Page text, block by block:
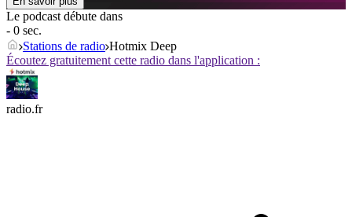
Le podcast débute dans
- 0 sec.
Stations de radio Hotmix Deep
Écoutez gratuitement cette radio dans l'application :
radio.fr